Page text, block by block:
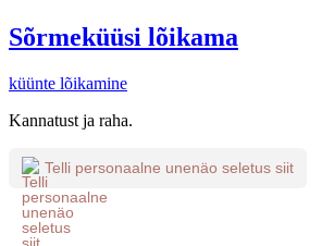
Sõrmeküüsi lõikama
küünte lõikamine
Kannatust ja raha.
Telli personaalne unenäo seletus siit